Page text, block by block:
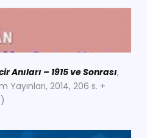
Anıları – 1915 ve Sonrası,
Yayınları, 2014, 206 s. +